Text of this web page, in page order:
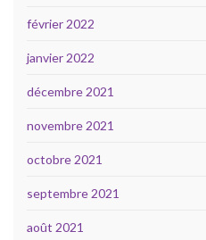
février 2022
janvier 2022
décembre 2021
novembre 2021
octobre 2021
septembre 2021
août 2021